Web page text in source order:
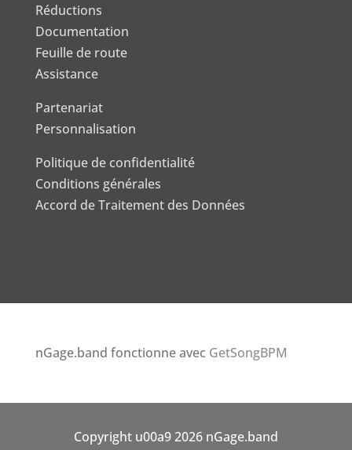
Réductions
Documentation
Feuille de route
Assistance
Partenariat
Personnalisation
Politique de confidentialité
Conditions générales
Accord de Traitement des Données
nGage.band fonctionne avec GetSongBPM
Copyright u00a9 2026 nGage.band